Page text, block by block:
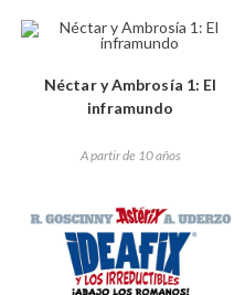
Néctar y Ambrosía 1: El
inframundo
A partir de 10 años